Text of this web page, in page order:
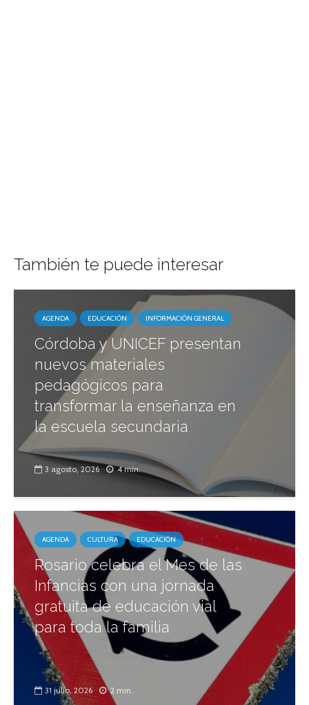
También te puede interesar
AGENDA EDUCACIÓN INFORMACIÓN GENERAL
Córdoba y UNICEF presentan
nuevos materiales
pedagógicos para
transformar la enseñanza en
la escuela secundaria
3 agosto, 2026 4 min.
AGENDA CULTURA EDUCACIÓN
Rosario celebra el Mes de las
Infancias con una jornada
gratuita de educación vial
para toda la familia
31 julio, 2026 2 min.